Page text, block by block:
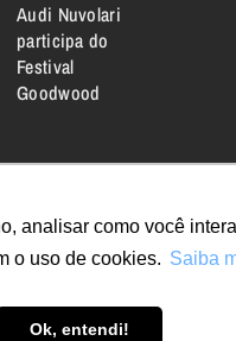
analisar como você
o uso de cookies. Saiba
Ok, entendi!
Audi Nuvolari
participa do
Festival
Goodwood